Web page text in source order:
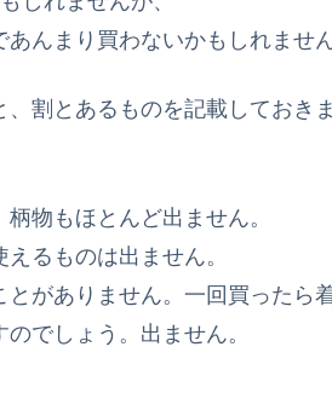
んまり買わないかもしれません
割とあるものを記載しておきま
物もほとんど出ません。
るものは出ません。
がありません。一回買ったら
でしょう。出ません。